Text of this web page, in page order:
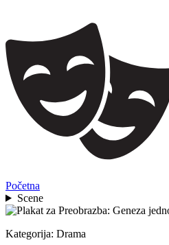
Početna
Scene
Kategorija: Drama